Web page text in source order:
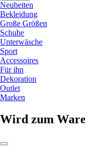
Neuheiten
Bekleidung
Große Größen
Schuhe
Unterwäsche
Sport
Accessoires
Für ihn
Dekoration
Outlet
Marken
Wird zum